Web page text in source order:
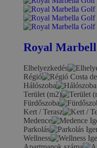
Royal
Elhelyezkedés
Régió
Costa
Hálószoba
Terület (m2)
Fürdőszoba
Kert / Terasz
Medence
Parkolás
Wellness